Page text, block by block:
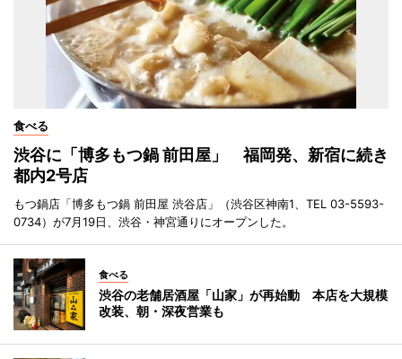
食べる
渋谷に「博多もつ鍋 前田屋」 福岡発、新宿に続き
都内2号店
もつ鍋店「博多もつ鍋 前田屋 渋谷店」（渋谷区神南1、TEL 03-5593-
0734）が7月19日、渋谷・神宮通りにオープンした。
食べる
渋谷の老舗居酒屋「山家」が再始動 本店を大規模
改装、朝・深夜営業も